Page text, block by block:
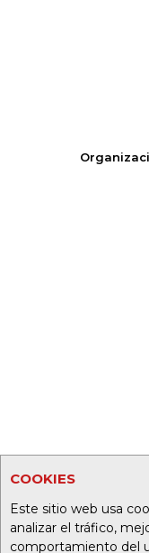
COOKIES
Este sitio web usa
analizar el tráfico,
comportamiento del